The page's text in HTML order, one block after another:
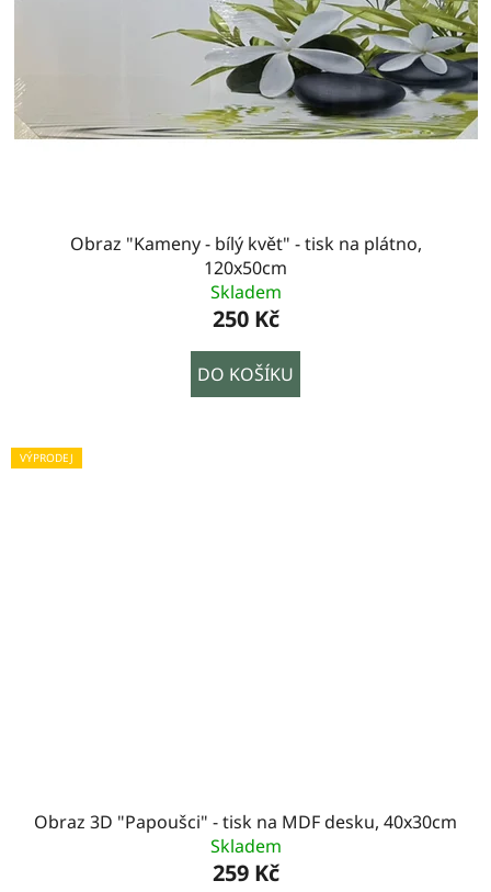
Obraz "Kameny - bílý květ" - tisk na plátno,
120x50cm
Skladem
250 Kč
DO KOŠÍKU
VÝPRODEJ
Obraz 3D "Papoušci" - tisk na MDF desku, 40x30cm
Skladem
259 Kč